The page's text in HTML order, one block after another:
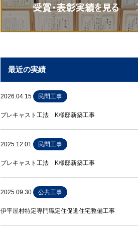
最近の実績
2026.04.15 民間工事
プレキャスト工法 K様邸新築工事
2025.12.01 民間工事
プレキャスト工法 K様邸新築工事
2025.09.30 公共工事
伊平屋村特定専門職定住促進住宅整備工事